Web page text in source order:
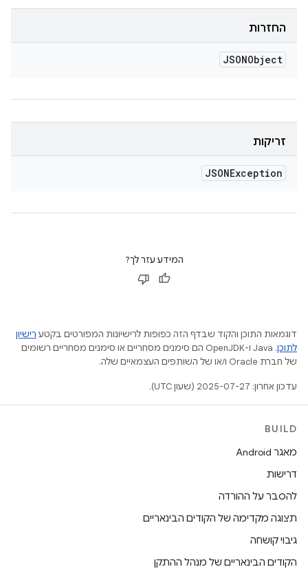
החזרות
JSONObject
זריקות
JSONException
המידע עזר לך?
דוגמאות התוכן והקוד שבדף הזה כפופות לרישיונות המפורטים בקטע רישיון
לתוכן
.‏ Java ו-OpenJDK הם סימנים מסחריים או סימנים מסחריים רשומים
של חברת Oracle ו/או של השותפים העצמאיים שלה.
עדכון אחרון: 2025-07-27 (שעון UTC).
BUILD
מאגר Android
דרישות
להסבר על ההורדה
תצוגה מקדימה של הקודים הבינאריים
גיבוי קושחה
הקודים הבינאריים של מנהל ההתקן